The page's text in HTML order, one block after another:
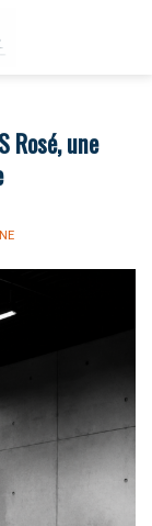
Rosé, une